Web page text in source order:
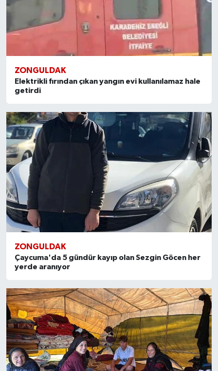
ZONGULDAK
Elektrikli fırından çıkan yangın evi kullanılamaz hale
getirdi
ZONGULDAK
Çaycuma'da 5 gündür kayıp olan Sezgin Göcen her
yerde aranıyor